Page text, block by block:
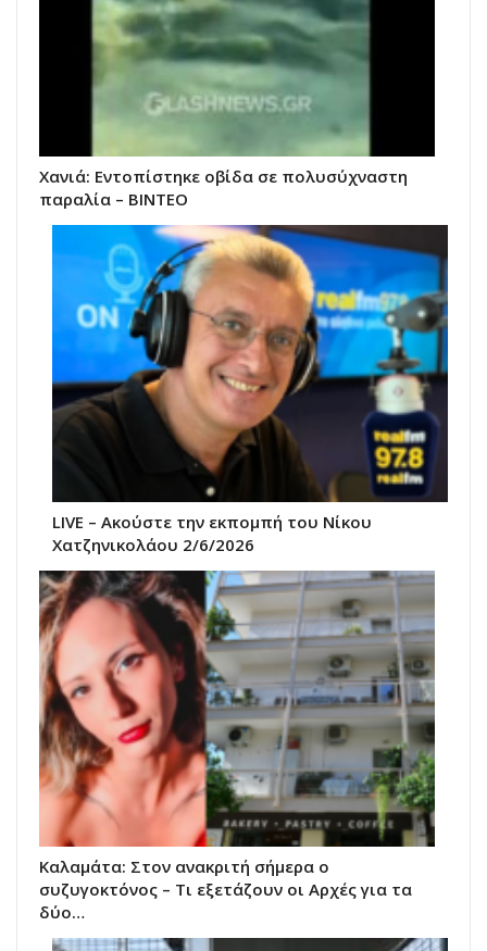
Χανιά: Εντοπίστηκε οβίδα σε πολυσύχναστη
παραλία – ΒΙΝΤΕΟ
LIVE – Ακούστε την εκπομπή του Νίκου
Χατζηνικολάου 2/6/2026
Καλαμάτα: Στον ανακριτή σήμερα ο
συζυγοκτόνος – Τι εξετάζουν οι Αρχές για τα
δύο…